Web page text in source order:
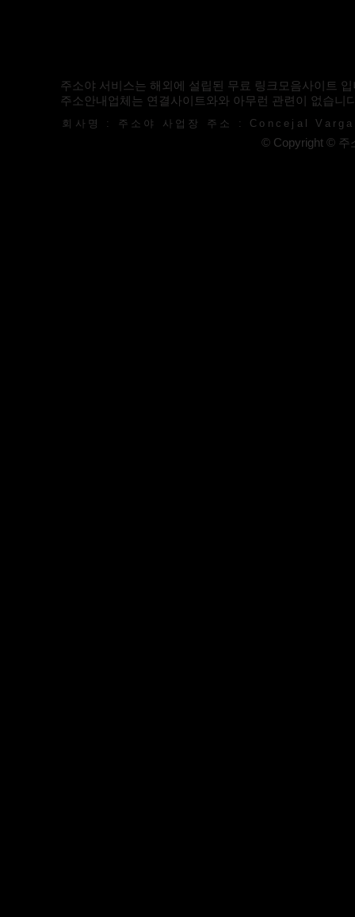
주소야 서비스는 해외에 설립된 무료 링크모음사이트
주소안내업체는 연결사이트와와 아무런 관련이 없습니
회사명 : 주소야 사업장 주소 : Concejal
© Copyright © 주